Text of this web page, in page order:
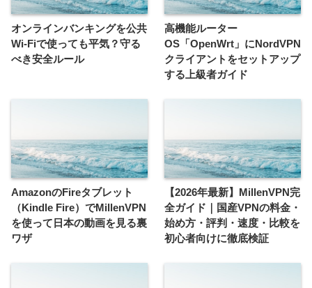
オンラインバンキングを公共
Wi-Fiで使っても平気？守る
べき安全ルール
高機能ルーター
OS「OpenWrt」にNordVPN
クライアントをセットアップ
する上級者ガイド
AmazonのFireタブレット
（Kindle Fire）でMillenVPN
を使って日本の動画を見る裏
ワザ
【2026年最新】MillenVPN完
全ガイド｜国産VPNの料金・
始め方・評判・速度・比較を
初心者向けに徹底検証